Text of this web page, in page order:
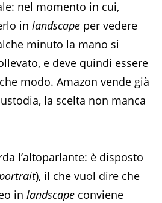
nel momento in cui,
in landscape per vedere
minuto la mano si
e deve quindi essere
modo. Amazon vende già
la scelta non manca
l’altoparlante: è disposto
), il che vuol dire che
in landscape conviene